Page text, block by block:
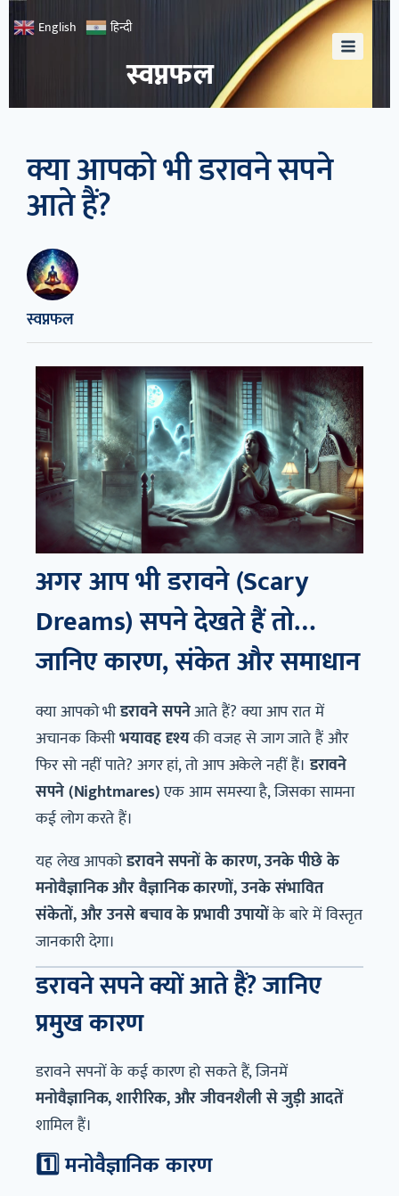
स्वप्नफल
क्या आपको भी डरावने सपने
आते हैं?
स्वप्नफल
अगर आप भी डरावने (Scary
Dreams) सपने देखते हैं तो…
जानिए कारण, संकेत और समाधान
क्या आपको भीडरावने सपनेआते हैं? क्या आप रात में
अचानक किसीभयावह दृश्यकी वजह से जाग जाते हैं और
फिर सो नहीं पाते? अगर हां, तो आप अकेले नहीं हैं।डरावने
सपने (Nightmares)एक आम समस्या है, जिसका सामना
कई लोग करते हैं।
यह लेख आपकोडरावने सपनों के कारण, उनके पीछे के
मनोवैज्ञानिक और वैज्ञानिक कारणों, उनके संभावित
संकेतों, और उनसे बचाव के प्रभावी उपायोंके बारे में विस्तृत
जानकारी देगा।
डरावने सपने क्यों आते हैं? जानिए
प्रमुख कारण
डरावने सपनों के कई कारण हो सकते हैं, जिनमें
मनोवैज्ञानिक, शारीरिक, और जीवनशैली से जुड़ी आदतें
शामिल हैं।
1️⃣ मनोवैज्ञानिक कारण
English हिन्दी